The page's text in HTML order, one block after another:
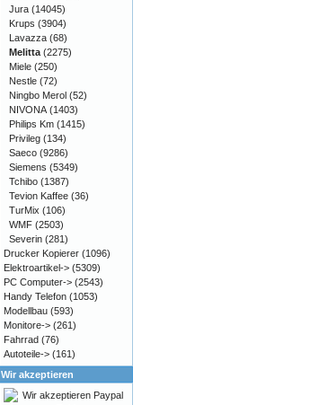
Jura (14045)
Krups (3904)
Lavazza (68)
Melitta (2275)
Miele (250)
Nestle (72)
Ningbo Merol (52)
NIVONA (1403)
Philips Km (1415)
Privileg (134)
Saeco (9286)
Siemens (5349)
Tchibo (1387)
Tevion Kaffee (36)
TurMix (106)
WMF (2503)
Severin (281)
Drucker Kopierer (1096)
Elektroartikel-> (5309)
PC Computer-> (2543)
Handy Telefon (1053)
Modellbau (593)
Monitore-> (261)
Fahrrad (76)
Autoteile-> (161)
Wir akzeptieren